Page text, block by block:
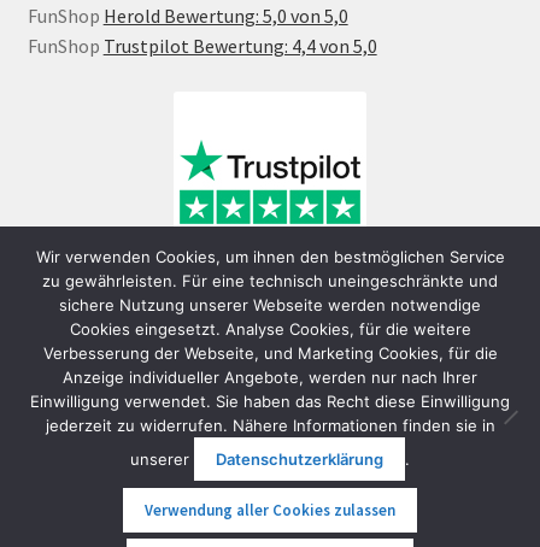
FunShop Herold Bewertung: 5,0 von 5,0
FunShop Trustpilot Bewertung: 4,4 von 5,0
© FunShop Wien - Hochqualitative Elektromobilität 2026
Datenschutzerklärung
Erstellt mit WooCommerce
Wir verwenden Cookies, um ihnen den bestmöglichen Service
zu gewährleisten. Für eine technisch uneingeschränkte und
sichere Nutzung unserer Webseite werden notwendige
Cookies eingesetzt. Analyse Cookies, für die weitere
Verbesserung der Webseite, und Marketing Cookies, für die
Anzeige individueller Angebote, werden nur nach Ihrer
Einwilligung verwendet. Sie haben das Recht diese Einwilligung
jederzeit zu widerrufen. Nähere Informationen finden sie in
unserer
Datenschutzerklärung .
Verwendung aller Cookies zulassen